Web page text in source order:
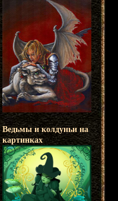
Ведьмы и колдуньи на
картинках